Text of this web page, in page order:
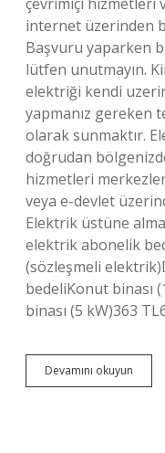
internet üzerinden
Başvuru yaparken
lütfen unutmayın.
elektriği kendi
yapmanız gereken
olarak sunmaktır.
doğrudan
hizmetleri
veya e-devlet
Elektrik üstüne
elektrik abonelik
(sözleşmeli
bedeliKonut binası
binası (5 kW)363
Devamını okuyun
Sahibi